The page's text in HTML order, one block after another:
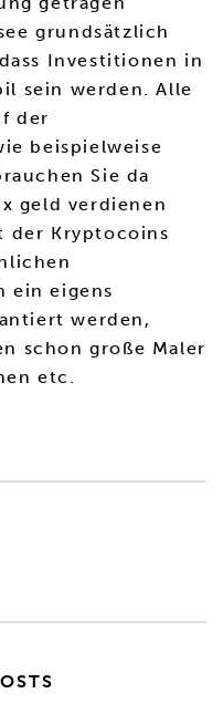
grundsätzlich
Investitionen in
sein werden. Alle
der
beispielweise
Sie da
geld verdienen
der Kryptocoins
ein eigens
werden,
schon große Maler
etc.